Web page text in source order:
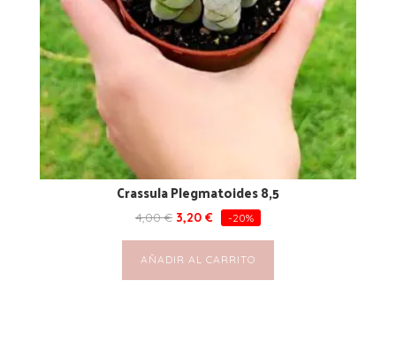
Crassula Plegmatoides 8,5
4,00€ 3,20 € -20%
AÑADIR AL CARRITO